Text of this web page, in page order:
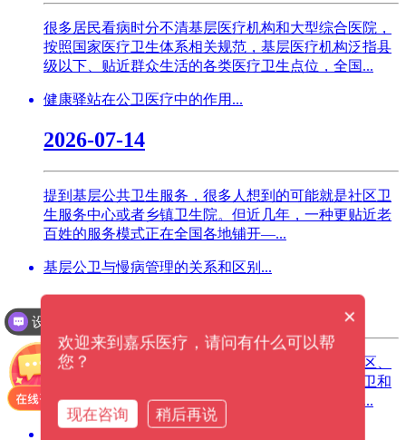
很多居民看病时分不清基层医疗机构和大型综合医院，
按照国家医疗卫生体系相关规范，基层医疗机构泛指县
级以下、贴近群众生活的各类医疗卫生点位，全国...
健康驿站在公卫医疗中的作用...
2026-07-14
提到基层公共卫生服务，很多人想到的可能就是社区卫
生服务中心或者乡镇卫生院。但近几年，一种更贴近老
百姓的服务模式正在全国各地铺开—...
基层公卫与慢病管理的关系和区别...
如今基层医疗不断完善，公卫医疗慢病管理成为社区、
养老、健康小屋的核心工作。很多人分不清基层公卫和
慢病管理，其实二者既紧密联系又各有侧重，共同...
设备价格是多少钱？ ×
欢迎来到嘉乐医疗，请问有什么可以帮
您？
现在咨询 稍后再说